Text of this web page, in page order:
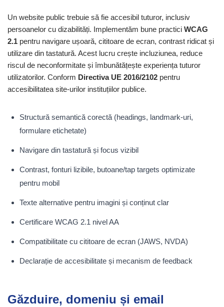
Un website public trebuie să fie accesibil tuturor, inclusiv
persoanelor cu dizabilități. Implementăm bune practici WCAG
2.1 pentru navigare ușoară, cititoare de ecran, contrast ridicat și
utilizare din tastatură. Acest lucru crește incluziunea, reduce
riscul de neconformitate și îmbunătățește experiența tuturor
utilizatorilor. Conform Directiva UE 2016/2102 pentru
accesibilitatea site-urilor instituțiilor publice.
Structură semantică corectă (headings, landmark-uri,
formulare etichetate)
Navigare din tastatură și focus vizibil
Contrast, fonturi lizibile, butoane/tap targets optimizate
pentru mobil
Texte alternative pentru imagini și conținut clar
Certificare WCAG 2.1 nivel AA
Compatibilitate cu cititoare de ecran (JAWS, NVDA)
Declarație de accesibilitate și mecanism de feedback
Găzduire, domeniu și email